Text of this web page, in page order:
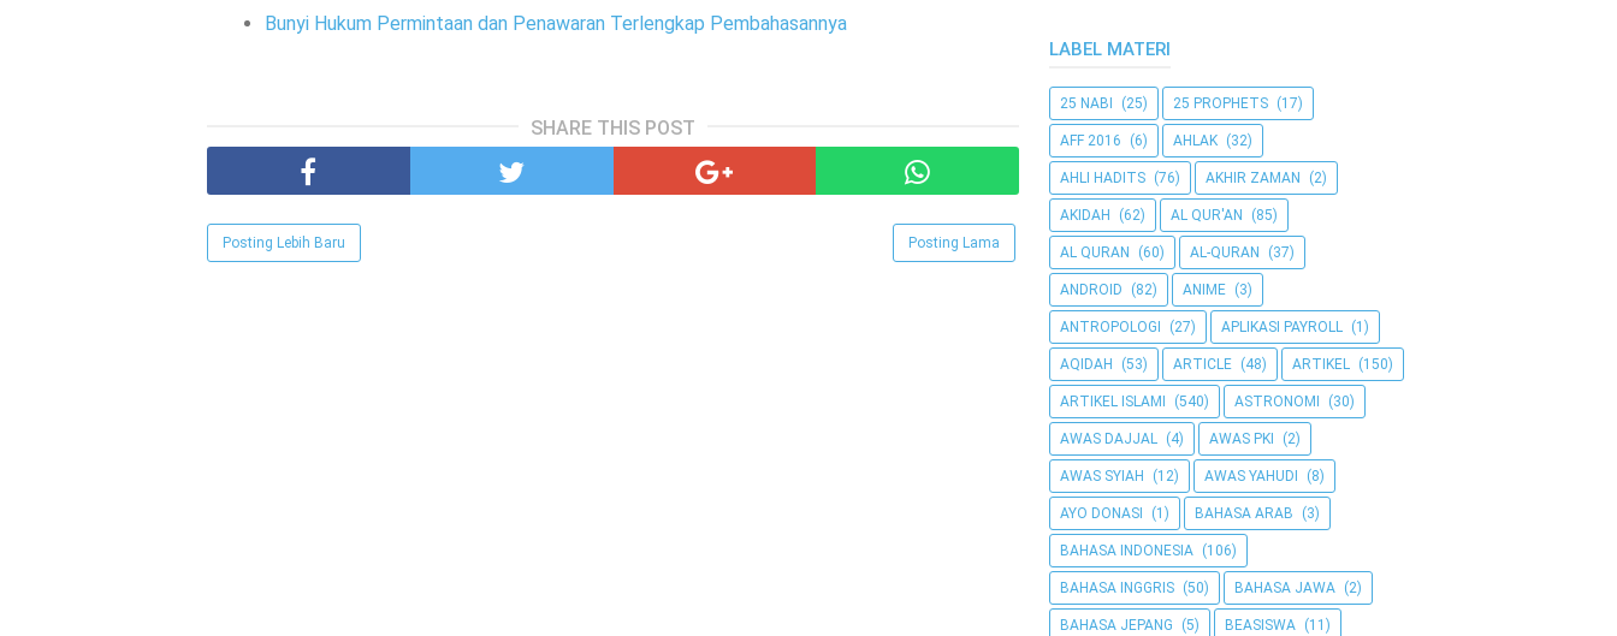
Bunyi Hukum Permintaan dan Penawaran Terlengkap Pembahasannya
SHARE THIS POST
Posting Lebih Baru Posting Lama
LABEL MATERI
25 NABI (25) 25 PROPHETS (17)
AFF 2016 (6) AHLAK (32)
AHLI HADITS (76) AKHIR ZAMAN (2)
AKIDAH (62) AL QUR'AN (85)
AL QURAN (60) AL-QURAN (37)
ANDROID (82) ANIME (3)
ANTROPOLOGI (27) APLIKASI PAYROLL (1)
AQIDAH (53) ARTICLE (48) ARTIKEL (150)
ARTIKEL ISLAMI (540) ASTRONOMI (30)
AWAS DAJJAL (4) AWAS PKI (2)
AWAS SYIAH (12) AWAS YAHUDI (8)
AYO DONASI (1) BAHASA ARAB (3)
BAHASA INDONESIA (106)
BAHASA INGGRIS (50) BAHASA JAWA (2)
BAHASA JEPANG (5) BEASISWA (11)